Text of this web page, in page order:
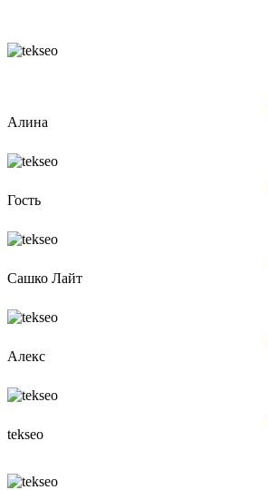
Алина
Гость
Сашко Лайт
Алекс
tekseo